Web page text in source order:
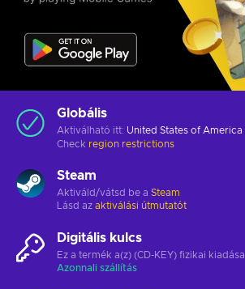
Globális
Aktiválható itt: United States of America
Check region restrictions
Steam
Aktiváld/vátsd be a Steam
Lásd az aktiválási útmutatót
Digitális kulcs
Ez a termék a(z) (CD-KEY) fizikai kiadása
Azonnali szállítás